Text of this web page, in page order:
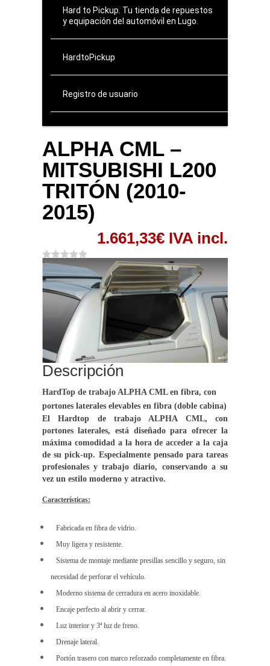
Hard to Pickup. Tu tienda de repuestos
y equipación del automóvil en Lugo.
HardtoPickup
Registro de usuario
ALPHA CML –
MITSUBISHI L200
TRITÓN (2010-
2015)
1.661,33€ IVA incl.
Descripción
HardTop de trabajo ALPHA CML en fibra, con
portones laterales elevables en fibra (doble cabina)
El Hardtop de trabajo ALPHA CML, con
portoneslaterales, está diseñado para ofrecer la
máxima comodidad a la hora de acceder a la caja
de su pick-up. Especialmente pensado para tareas
profesionales ytrabajo diario, conservando a su
vez un estilo moderno y atractivo.
Características:
Fabricada en fibra de vidrio.
Muy ligera y resistente.
Sistema de montaje mediante presillas sencillo y seguro, sin
necesidad de perforar el vehículo.
Moderno sistema de cerradura en acero inoxidable.
Encaje perfecto al abrir y cerrar.
Luz interior y 3ª luz de freno.
Drenaje lateral.
Portón trasero con marco reforzado completamente en fibra.